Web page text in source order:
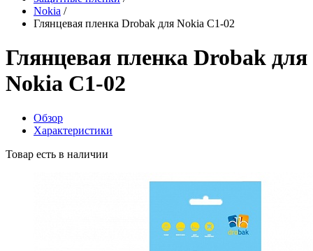
Nokia /
Глянцевая пленка Drobak для Nokia C1-02
Глянцевая пленка Drobak для
Nokia C1-02
Обзор
Характеристики
Товар есть в наличии